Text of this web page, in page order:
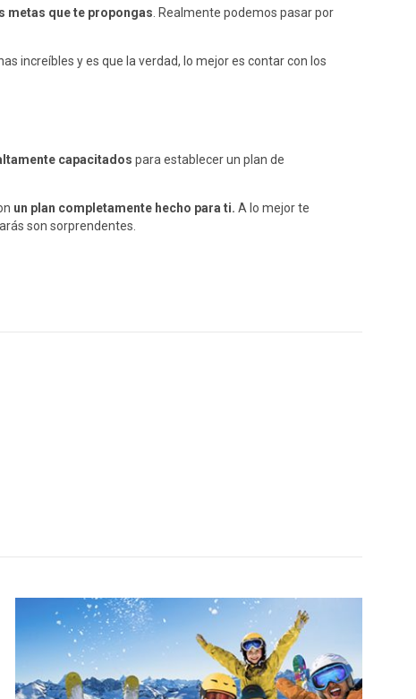
metas que te propongas . Realmente podemos pasar por
increíbles y es que la verdad, lo mejor es contar con los
capacitados para establecer un plan de
un plan completamente hecho para ti. A lo mejor te
son sorprendentes.